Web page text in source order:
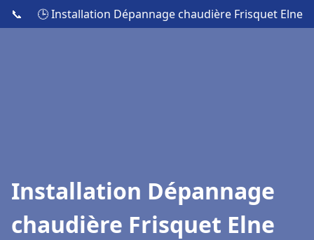
📞 🕒 Installation Dépannage chaudière Frisquet Elne
Installation Dépannage
chaudière Frisquet Elne